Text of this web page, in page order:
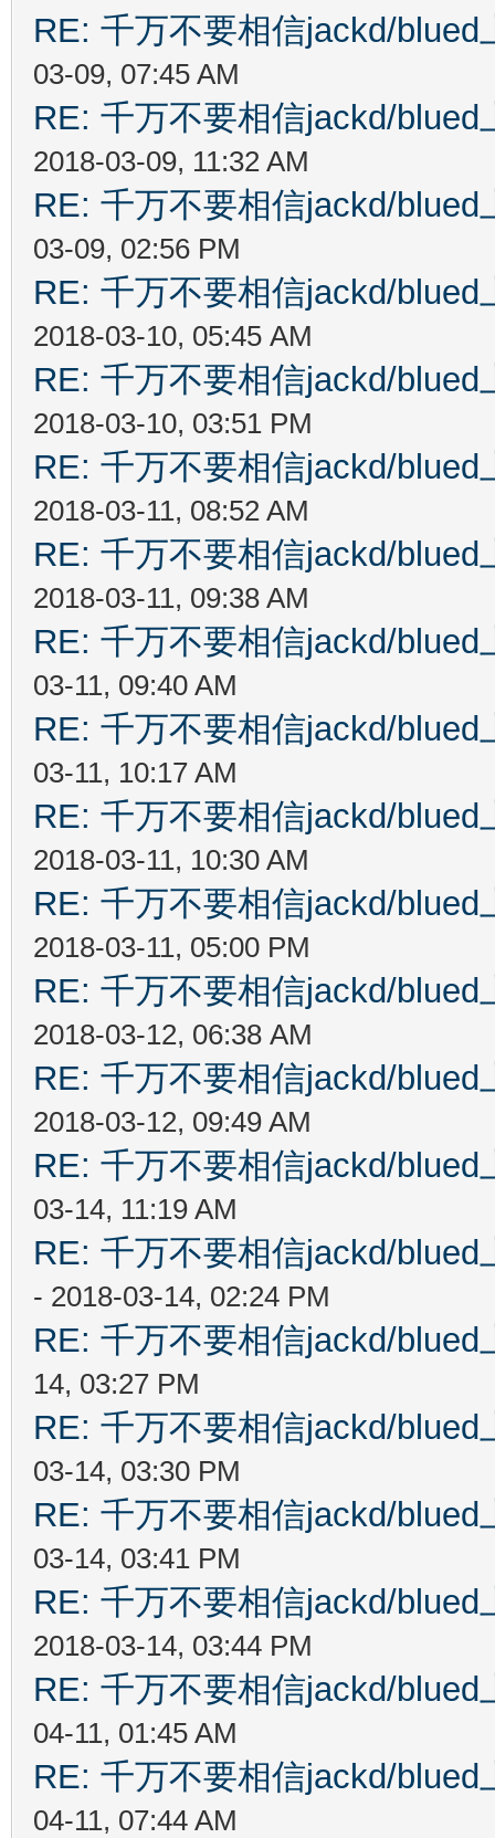
RE: 千万不要相信jackd/
03-09, 07:45 AM
RE: 千万不要相信jackd/
2018-03-09, 11:32 AM
RE: 千万不要相信jackd/
03-09, 02:56 PM
RE: 千万不要相信jackd/
2018-03-10, 05:45 AM
RE: 千万不要相信jackd/
2018-03-10, 03:51 PM
RE: 千万不要相信jackd/
2018-03-11, 08:52 AM
RE: 千万不要相信jackd/
2018-03-11, 09:38 AM
RE: 千万不要相信jackd/
03-11, 09:40 AM
RE: 千万不要相信jackd/
03-11, 10:17 AM
RE: 千万不要相信jackd/
2018-03-11, 10:30 AM
RE: 千万不要相信jackd/
2018-03-11, 05:00 PM
RE: 千万不要相信jackd/
2018-03-12, 06:38 AM
RE: 千万不要相信jackd/
2018-03-12, 09:49 AM
RE: 千万不要相信jackd/
03-14, 11:19 AM
RE: 千万不要相信jackd/
- 2018-03-14, 02:24 PM
RE: 千万不要相信jackd/
14, 03:27 PM
RE: 千万不要相信jackd/
03-14, 03:30 PM
RE: 千万不要相信jackd/
03-14, 03:41 PM
RE: 千万不要相信jackd/
2018-03-14, 03:44 PM
RE: 千万不要相信jackd/
04-11, 01:45 AM
RE: 千万不要相信jackd/
04-11, 07:44 AM